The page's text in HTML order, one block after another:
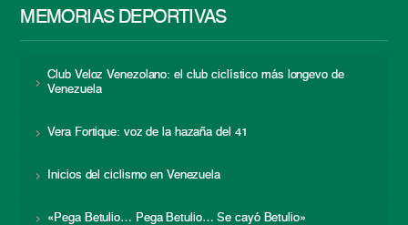
MEMORIAS DEPORTIVAS
Club Veloz Venezolano: el club ciclístico más longevo de
Venezuela
Vera Fortique: voz de la hazaña del 41
Inicios del ciclismo en Venezuela
«Pega Betulio… Pega Betulio… Se cayó Betulio»